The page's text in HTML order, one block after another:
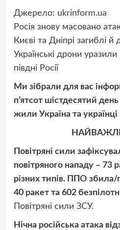
Джерело: ukrinform.ua
Росія знову масовано
Києві та Дніпрі загиблі
Українські дрони
півдні Росії
Ми зібрали для вас
п’ятсот шістдесятий
жили Україна та
Повітряні сили
повітряного нападу – 73
різних типів. ППО збила/
40 ракет та 602
Повітряні сили ЗСУ.
Нічна російська атака